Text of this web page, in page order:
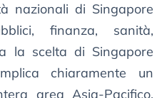
nazionali di Singapore
finanza, sanità,
la scelta di Singapore
chiaramente un
area Asia-Pacifico,